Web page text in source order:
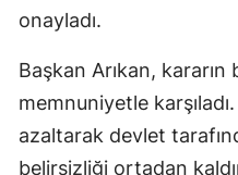
onayladı.
Başkan Arıkan, kararın
memnuniyetle
azaltarak devlet
belirsizliği ortadan